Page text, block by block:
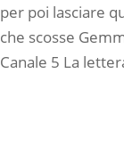
per poi lasciare
che scosse
Canale 5 La